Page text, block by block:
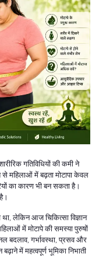
गतिविधियों की कमी ने
से महिलाओं में बढ़ता मोटापा केवल
का कारण भी बन सकता है।
लेकिन आज चिकित्सा विज्ञान
में मोटापे की समस्या पुरुषों
बदलाव, गर्भावस्था, प्रसव और
में महत्वपूर्ण भूमिका निभाती